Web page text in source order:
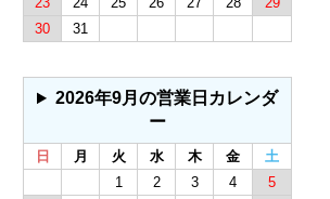
30
31
2026年9月の営業日カレンダ
ー
日 月 火 水 木 金
土
1
2 3 4
5